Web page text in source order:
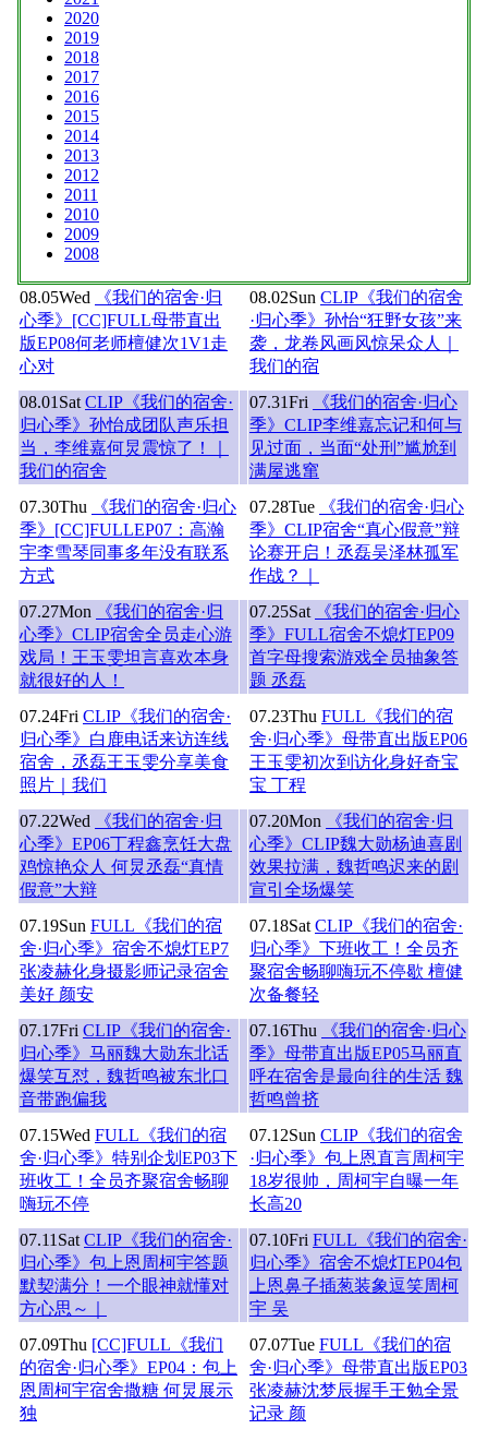
2020
2019
2018
2017
2016
2015
2014
2013
2012
2011
2010
2009
2008
08.05Wed
《我们的宿舍·归
心季》[CC]FULL母带直出
版EP08何老师檀健次1V1走
心对
08.02Sun CLIP《我们的宿舍
·归心季》孙怡“狂野女孩”来
袭，龙卷风画风惊呆众人｜
我们的宿
08.01 Sat CLIP《我们的宿舍·
归心季》孙怡成团队声乐担
当，李维嘉何炅震惊了！｜
我们的宿舍
07.31Fri
《我们的宿舍·归心
季》CLIP李维嘉忘记和何与
见过面，当面“处刑”尴尬到
满屋逃窜
07.30Thu
《我们的宿舍·归心
季》[CC]FULLEP07：高瀚
宇李雪琴同事多年没有联系
方式
07.28Tue
《我们的宿舍·归心
季》CLIP宿舍“真心假意”辩
论赛开启！丞磊吴泽林孤军
作战？｜
07.27Mon
《我们的宿舍·归
心季》CLIP宿舍全员走心游
戏局！王玉雯坦言喜欢本身
就很好的人！
07.25Sat
《我们的宿舍·归心
季》FULL宿舍不熄灯EP09
首字母搜索游戏全员抽象答
题 丞磊
07.24Fri CLIP《我们的宿舍·
归心季》白鹿电话来访连线
宿舍，丞磊王玉雯分享美食
照片｜我们
07.23Thu FULL《我们的宿
舍·归心季》母带直出版EP06
王玉雯初次到访化身好奇宝
宝 丁程
07.22Wed
《我们的宿舍·归
心季》EP06丁程鑫烹饪大盘
鸡惊艳众人 何炅丞磊“真情
假意”大辩
07.20Mon
《我们的宿舍·归
心季》CLIP魏大勋杨迪喜剧
效果拉满，魏哲鸣迟来的剧
宣引全场爆笑
07.19Sun FULL《我们的宿
舍·归心季》宿舍不熄灯EP7
张凌赫化身摄影师记录宿舍
美好 颜安
07.18Sat CLIP《我们的宿舍·
归心季》下班收工！全员齐
聚宿舍畅聊嗨玩不停歇 檀健
次备餐轻
07.17Fri CLIP《我们的宿舍·
归心季》马丽魏大勋东北话
爆笑互怼，魏哲鸣被东北口
音带跑偏我
07.16Thu
《我们的宿舍·归心
季》母带直出版EP05马丽直
呼在宿舍是最向往的生活 魏
哲鸣曾挤
07.15Wed FULL《我们的宿
舍·归心季》特别企划EP03下
班收工！全员齐聚宿舍畅聊
嗨玩不停
07.12Sun CLIP《我们的宿舍
·归心季》包上恩直言周柯宇
18岁很帅，周柯宇自曝一年
长高20
07.11 Sat CLIP《我们的宿舍·
归心季》包上恩周柯宇答题
默契满分！一个眼神就懂对
方心思～｜
07.10Fri FULL《我们的宿舍·
归心季》宿舍不熄灯EP04包
上恩鼻子插葱装象逗笑周柯
宇 吴
07.09Thu [CC]FULL《我们
的宿舍·归心季》EP04：包上
恩周柯宇宿舍撒糖 何炅展示
独
07.07Tue FULL《我们的宿
舍·归心季》母带直出版EP03
张凌赫沈梦辰握手王勉全景
记录 颜